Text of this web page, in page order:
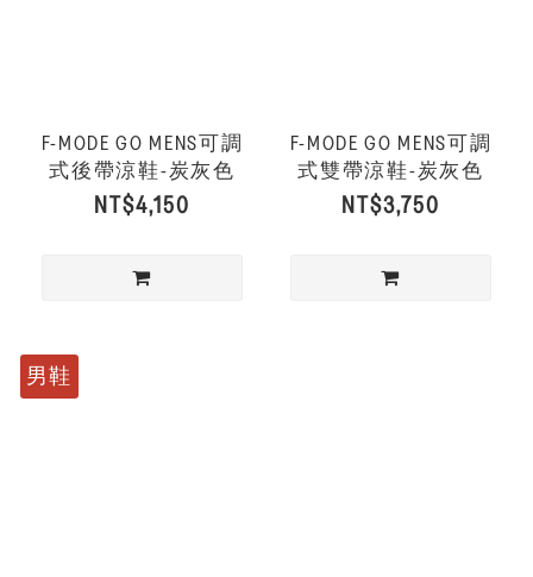
F-MODE GO MENS可調
式後帶涼鞋-炭灰色
NT$4,150
F-MODE GO MENS可調
式雙帶涼鞋-炭灰色
NT$3,750
男鞋